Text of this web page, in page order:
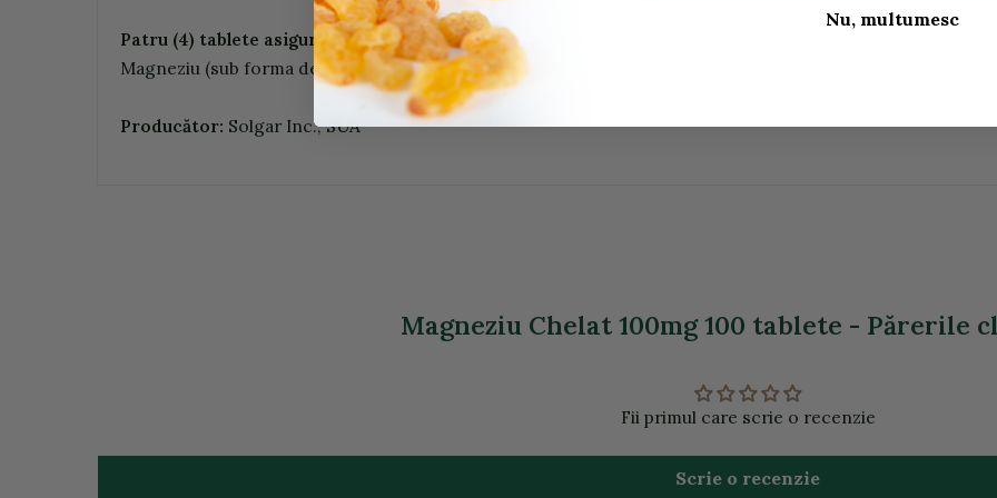
Patru (4) tablete asigura:
Magneziu (sub forma de bisglicinat) 400mg, 107%VNR
Producător: Solgar Inc., SUA
Magneziu Chelat 100mg 100 tablete - Părerile
Fii primul care scrie o recenzie
Scrie o recenzie
Nu, multumesc